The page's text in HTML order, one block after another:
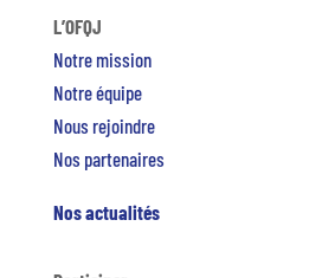
L’OFQJ
Notre mission
Notre équipe
Nous rejoindre
Nos partenaires
Nos actualités